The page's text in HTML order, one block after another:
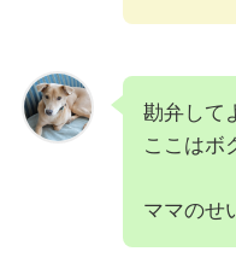
勘弁して
ここはボ
ママのせ